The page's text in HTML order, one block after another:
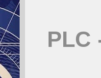
PLC